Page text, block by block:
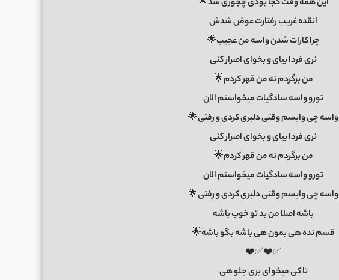
این همه وقت کجا بودی چجوری شد🌟
انقده غریب رفتارت عوض شدش
چرا کارات شدن واسه من عجیب🌟
نری فردا بیای و بخوای اصرار کنی
من برگردم نه من قهر کردم🌟
تورو واسه سادگیات میخواستم الان
واسه چی وایسم وقتی دلبری کردی و رفتی🌟
نری فردا بیای و بخوای اصرار کنی
من برگردم نه من قهر کردم🌟
تورو واسه سادگیات میخواستم الان
واسه چی وایسم وقتی دلبری کردی و رفتی🌟
باشه اصلا من بد تو خوب باشه
قسم نده هی بمون هی باشه بگو باشه🌟
✅❤️✅❤️
تا کی میخوای بری جلو هی